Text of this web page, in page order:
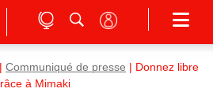
Communiqué de presse
Donnez libre
à Mimaki